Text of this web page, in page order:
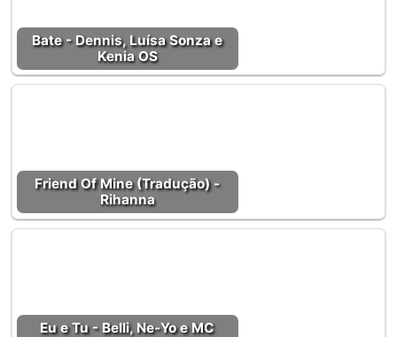
Bate - Dennis, Luísa Sonza e
Kenia OS
Friend Of Mine (Tradução) -
Rihanna
Eu e Tu - Belli, Ne-Yo e MC